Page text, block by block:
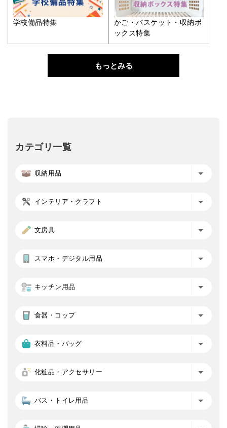
学校備品特集
かご・バスケット・収納ボ
ックス特集
もっとみる
カテゴリ一覧
収納用品
インテリア・クラフト
文房具
スマホ・デジタル用品
キッチン用品
食器・コップ
衣料品・バッグ
化粧品・アクセサリー
バス・トイレ用品